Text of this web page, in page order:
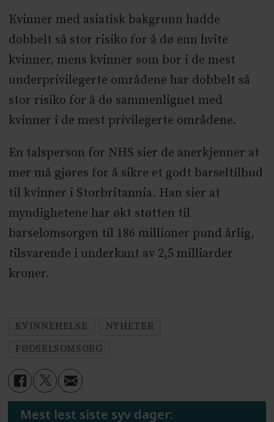
Kvinner med asiatisk bakgrunn hadde
dobbelt så stor risiko for å dø enn hvite
kvinner, mens kvinner som bor i de mest
underprivilegerte områdene har dobbelt så
stor risiko for å dø sammenlignet med
kvinner i de mest privilegerte områdene.
En talsperson for NHS sier de anerkjenner at
mer må gjøres for å sikre et godt barseltilbud
til kvinner i Storbritannia. Han sier at
myndighetene har økt støtten til
barselomsorgen til 186 millioner pund årlig,
tilsvarende i underkant av 2,5 milliarder
kroner.
KVINNEHELSE
NYHETER
FØDSELSOMSORG
Mest lest siste syv dager: